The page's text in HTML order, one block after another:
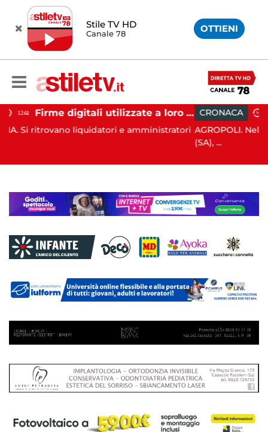
Stile TV HD
Canale 78 OTTIENI
Firme digitali utilizzate a loro insaputa: 9 indagati nel Vallo di Diano
e amministratori
CRONACA
AGROPOLI. Nella notte del 6